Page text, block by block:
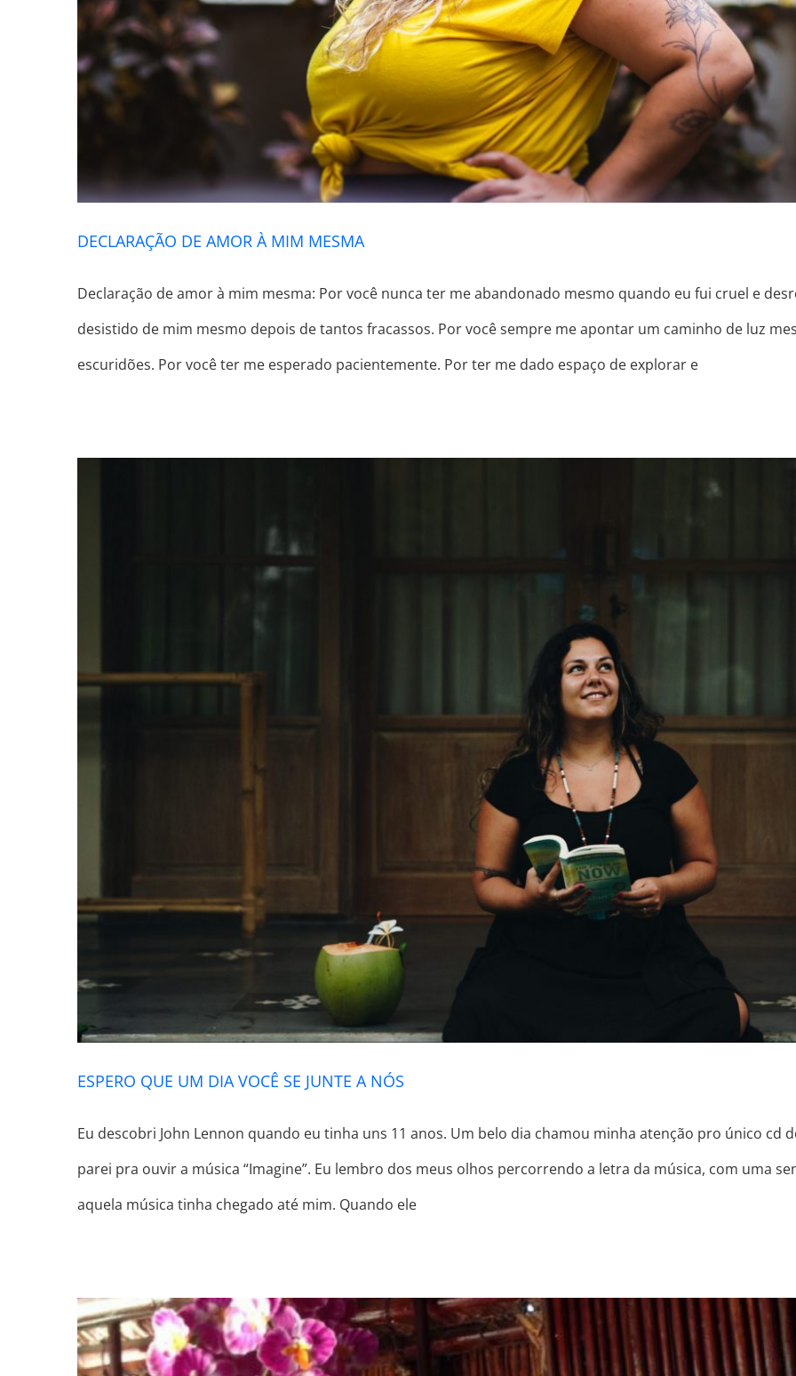
DECLARAÇÃO DE AMOR À MIM MESMA
Declaração de amor à mim mesma: Por você nunca ter me abandonado mesmo quando eu fui cruel e
desistido de mim mesmo depois de tantos fracassos. Por você sempre me apontar um caminho de luz
escuridões. Por você ter me esperado pacientemente. Por ter me dado espaço de explorar e
ESPERO QUE UM DIA VOCÊ SE JUNTE A
ESPERO QUE UM DIA VOCÊ SE JUNTE A NÓS
Eu descobri John Lennon quando eu tinha uns 11 anos. Um belo dia chamou minha atenção pro único cd
parei pra ouvir a música “Imagine”. Eu lembro dos meus olhos percorrendo a letra da música, com uma
aquela música tinha chegado até mim. Quando ele